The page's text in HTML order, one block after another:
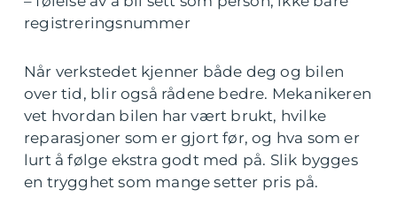
registreringsnummer
Når verkstedet kjenner både deg og bilen
over tid, blir også rådene bedre. Mekanikeren
vet hvordan bilen har vært brukt, hvilke
reparasjoner som er gjort før, og hva som er
lurt å følge ekstra godt med på. Slik bygges
en trygghet som mange setter pris på.